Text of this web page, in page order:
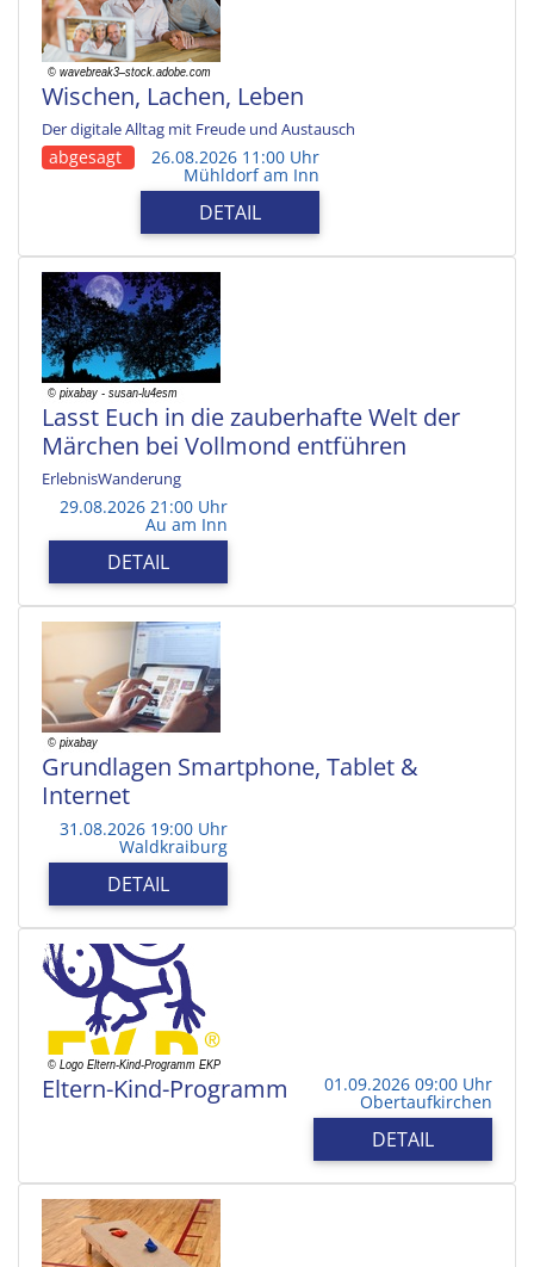
Wischen, Lachen, Leben
Der digitale Alltag mit Freude und Austausch
abgesagt 26.08.2026 11:00 Uhr
Mühldorf am Inn
DETAIL
Lasst Euch in die zauberhafte Welt der
Märchen bei Vollmond entführen
ErlebnisWanderung
29.08.2026 21:00 Uhr
Au am Inn
DETAIL
Grundlagen Smartphone, Tablet &
Internet
31.08.2026 19:00 Uhr
Waldkraiburg
DETAIL
Eltern-Kind-Programm 01.09.2026 09:00 Uhr
Obertaufkirchen
DETAIL